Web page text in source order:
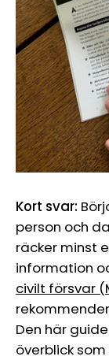
Kort svar:
person och
räcker minst
information
civilt försvar
Den här
överblick